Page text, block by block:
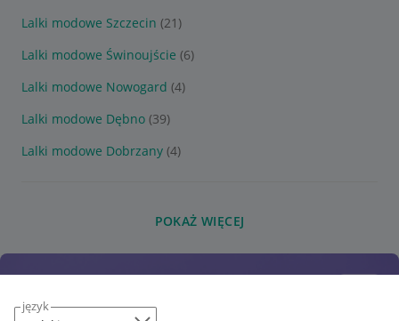
język
Lalki modowe Szczecin (21)
Lalki modowe Świnoujście (6)
Lalki modowe Nowogard (4)
Lalki modowe Dębno (39)
Lalki modowe Dobrzany (4)
POKAŻ WIĘCEJ